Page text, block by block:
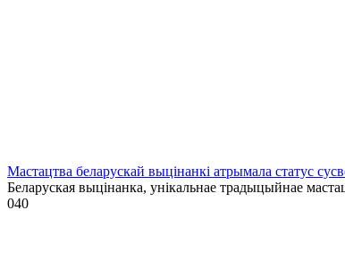
Мастацтва беларускай выцінанкі атрымала статус
Беларуская выцінанка, унікальнае традыцыйнае
040